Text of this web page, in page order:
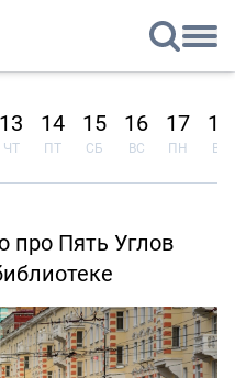
13
ЧТ
14
ПТ
15
СБ
16
ВС
17
ПН
18
ВТ
Пять Углов